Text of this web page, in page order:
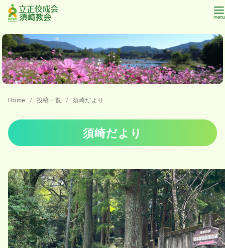
コ
ン
テ
ン
ツ
Home 投稿一覧 須崎だより
須崎だより